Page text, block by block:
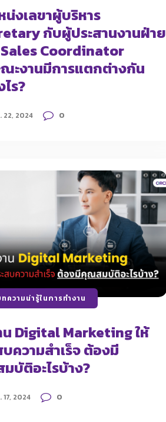
น่งเลขาผู้บริหาร
กับผู้ประสานงานฝ่าย
Coordinator
ะงานมีการแตกต่างกัน
ร?
22, 2024 0
ทความน่ารู้ในการทำงาน
น Digital Marketing ให้
บความสำเร็จ ต้องมี
บัติอะไรบ้าง?
17, 2024 0